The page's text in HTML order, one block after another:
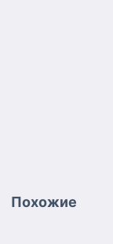
Похожие